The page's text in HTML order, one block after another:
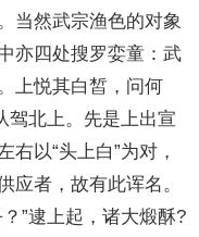
当然武宗渔色的对象
亦四处搜罗娈童：武
上悦其白皙，问何
驾北上。先是上出宣
以“头上白”为对，
应者，故有此诨名。
”逮上起，诸大煅酥?